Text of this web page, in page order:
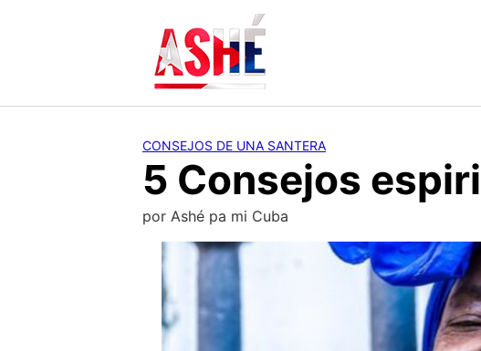
CONSEJOS DE UNA SANTERA
5 Consejos
por Ashé pa mi Cuba